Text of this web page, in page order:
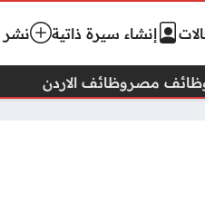
إنشاء سيرة ذاتية نشر
مصروظائف الاردن